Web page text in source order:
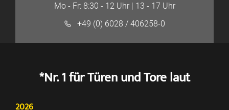
Mo - Fr: 8:30 - 12 Uhr | 13 - 17 Uhr
+49 (0) 6028 / 406258-0
*Nr. 1 für Türen und Tore laut
2026